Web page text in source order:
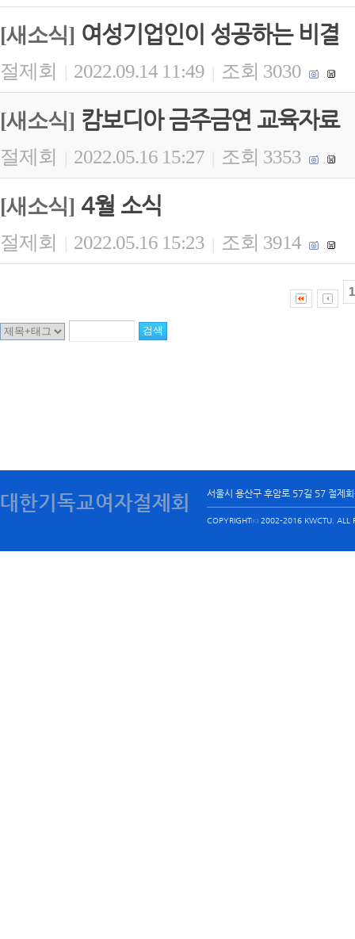
[새소식] 여성기업인이 성공하는 비결
절제회 | 2022.09.14 11:49 | 조회 3030
[새소식] 캄보디아 금주금연 교육자료
절제회 2022.05.16 15:27 조회 3353
[새소식] 4월 소식
절제회 | 2022.05.16 15:23 | 조회 3914
1
대한기독교여자절제회 서울시 용산구 후암로 57길 57 절제
COPYRIGHTⓒ 2002-2016 KWCTU. ALL